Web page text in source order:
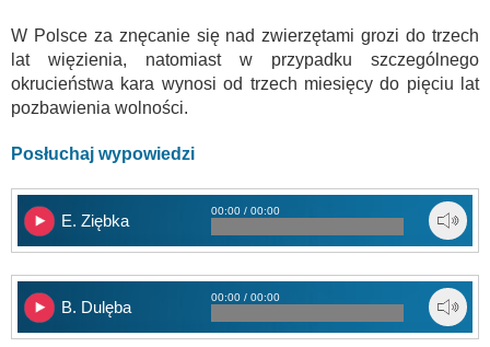
W Polsce za znęcanie się nad zwierzętami grozi do trzech
lat więzienia, natomiast w przypadku szczególnego
okrucieństwa kara wynosi od trzech miesięcy do pięciu lat
pozbawienia wolności.
Posłuchaj wypowiedzi
E. Ziębka
00:00 / 00:00
B. Dulęba
00:00 / 00:00